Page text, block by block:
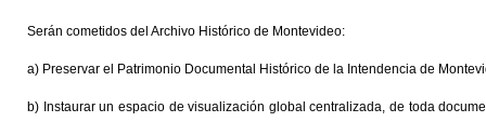
Serán cometidos del Archivo Histórico de Montevideo:
a) Preservar el Patrimonio Documental Histórico de la Intendencia de
b) Instaurar un espacio de visualización global centralizada, de toda